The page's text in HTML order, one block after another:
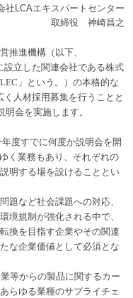
社LCAエキスパートセンター
取締役 神崎昌之
推進機構（以下、
設立した関連会社である株式
」という。）の本格的な
人材採用募集を行うことと
会を実施します。
度すでに何度か説明会を開
く業務もあり、それぞれの
明する場を設けることとい
など社会課題への対応、
境規制が強化される中で、
換を目指す企業やその関連
な企業価値として必須とな
等からの製品に関するカー
らゆる業種のサプライチェ